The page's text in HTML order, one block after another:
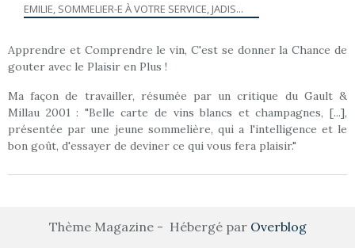
EMILIE, SOMMELIER-E À VOTRE SERVICE, JADIS...
Apprendre et Comprendre le vin, C'est se donner la Chance de
gouter avec le Plaisir en Plus !
Ma façon de travailler, résumée par un critique du Gault &
Millau 2001 : "Belle carte de vins blancs et champagnes, [...],
présentée par une jeune sommelière, qui a l'intelligence et le
bon goût, d'essayer de deviner ce qui vous fera plaisir."
Thème Magazine - Hébergé par Overblog